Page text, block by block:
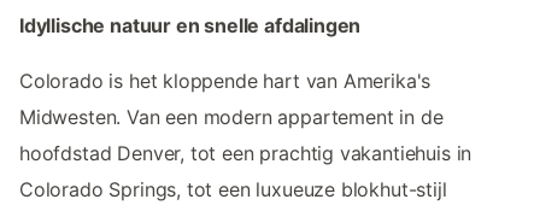
Idyllische natuur en snelle afdalingen
Colorado is het kloppende hart van Amerika's
Midwesten. Van een modern appartement in de
hoofdstad Denver, tot een prachtig vakantiehuis in
Colorado Springs, tot een luxueuze blokhut-stijl